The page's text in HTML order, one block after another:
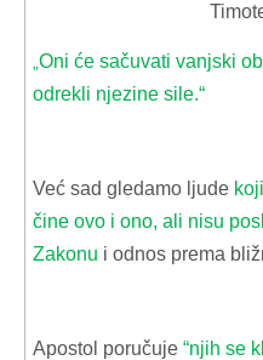
Oni će sačuvati vanjski
odrekli njezine sile.“
Već sad gledamo ljude
čine ovo i ono, ali nisu
Zakonu i odnos prema
Apostol poručuje “njih se